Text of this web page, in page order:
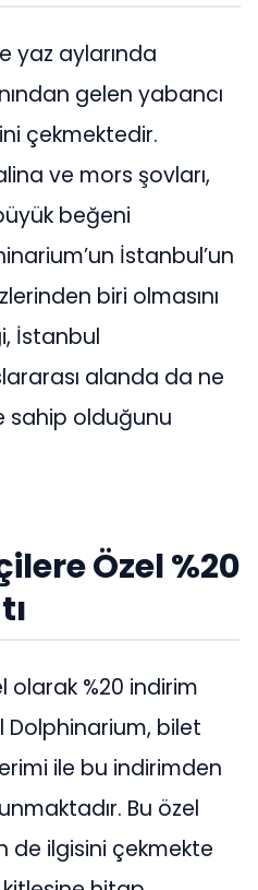
yaz aylarında
gelen yabancı
çekmektedir.
ve mors şovları,
beğeni
İstanbul’un
biri olmasını
İstanbul
alanda da ne
sahip olduğunu
Özel %20
olarak %20 indirim
Dolphinarium, bilet
ile bu indirimden
Bu özel
de ilgisini çekmekte